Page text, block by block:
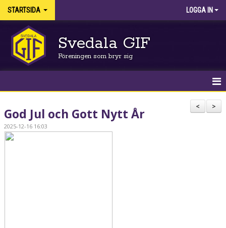
STARTSIDA LOGGA IN
Svedala GIF
Föreningen som bryr sig
NYHETER
>
<
God Jul och Gott Nytt År
2025-12-16 16:03